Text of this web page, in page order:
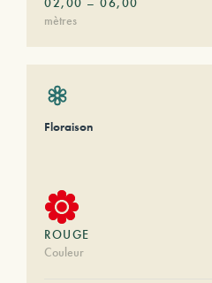
mètres
Floraison
ROUGE
Couleur